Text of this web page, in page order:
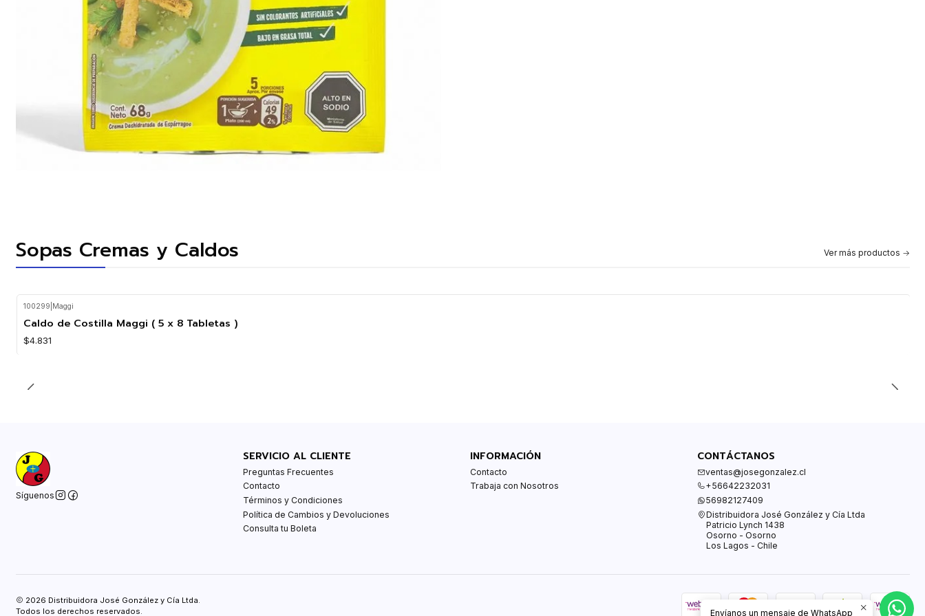
Sopas Cremas y Caldos Ver más productos
100299 Maggi
Caldo de Costilla Maggi ( 5 x 8 Tabletas )
$4.831
Síguenos
SERVICIO AL CLIENTE
Preguntas Frecuentes
Contacto
Términos y Condiciones
Política de Cambios y Devoluciones
Consulta tu Boleta
INFORMACIÓN
Contacto
Trabaja con Nosotros
CONTÁCTANOS
ventas@josegonzalez.cl
+56642232031
56982127409
Distribuidora José González y Cía Ltda
Patricio Lynch 1438
Osorno - Osorno
Los Lagos - Chile
2026 Distribuidora José González y Cía Ltda.
Todos los derechos reservados.
Envíanos un mensaje de WhatsApp